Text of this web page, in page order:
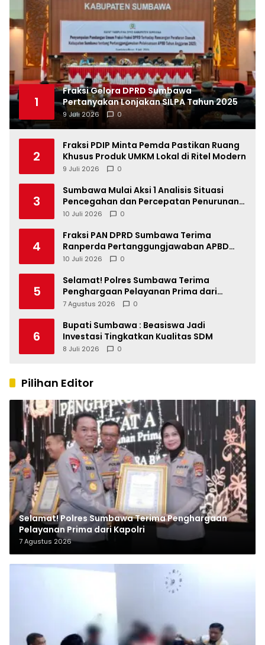
1
Fraksi Gelora DPRD Sumbawa
Pertanyakan Lonjakan SILPA Tahun 2025
9 Juli 2026 0
2
Fraksi PDIP Minta Pemda Pastikan Ruang
Khusus Produk UMKM Lokal di Ritel Modern
9 Juli 2026 0
3
Sumbawa Mulai Aksi 1 Analisis Situasi
Pencegahan dan Percepatan Penurunan
Stunting Tahun 2026
10 Juli 2026 0
4
Fraksi PAN DPRD Sumbawa Terima
Ranperda Pertanggungjawaban APBD
2025, Soroti SILPA Rp201,68 Miliar dan
10 Juli 2026 0
5
Selamat! Polres Sumbawa Terima
Penghargaan Pelayanan Prima dari
Kapolri
7 Agustus 2026 0
6
Bupati Sumbawa : Beasiswa Jadi
Investasi Tingkatkan Kualitas SDM
8 Juli 2026 0
Pilihan Editor
Selamat! Polres Sumbawa Terima Penghargaan
Pelayanan Prima dari Kapolri
7 Agustus 2026